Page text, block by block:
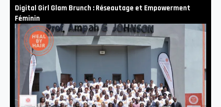
Digital Girl Glam Brunch : Réseautage et Empowerment
Féminin